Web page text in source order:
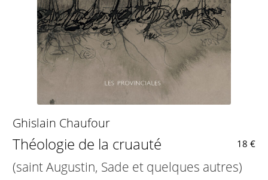
Ghislain Chaufour
Théologie de la cruauté 18 €
(saint Augustin, Sade et quelques autres)